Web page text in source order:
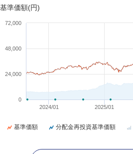
基準価額(円)
2024/01 2025/01
0
24,000
48,000
72,000
基準価額 分配金再投資基準価額